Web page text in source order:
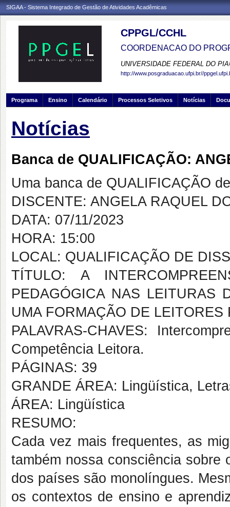
SIGAA - Sistema Integrado de Gestão de Atividades Acadêmicas
CPPGL/CCHL
COORDENACAO DO
UNIVERSIDADE FEDERAL DO
http://www.posgraduacao.ufpi.br//
Programa Ensino Calendário Processos Seletivos Notícias
Notícias
Banca de QUALIFICAÇÃO:
Uma banca de QUALIFICAÇÃO
DISCENTE: ANGELA RAQUEL
DATA: 07/11/2023
HORA: 15:00
LOCAL: QUALIFICAÇÃO DE
TÍTULO: A
PEDAGÓGICA NAS LEITURAS
UMA FORMAÇÃO DE LEITORES
PALAVRAS-CHAVES:
Competência Leitora.
PÁGINAS: 39
GRANDE ÁREA: Lingüística,
ÁREA: Lingüística
RESUMO:
Cada vez mais frequentes, as
também nossa consciência sobre
dos países são monolíngues.
os contextos de ensino e